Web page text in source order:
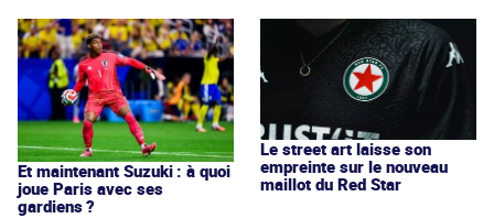
Et maintenant Suzuki : à quoi
joue Paris avec ses
gardiens ?
Le street art laisse son
empreinte sur le nouveau
maillot du Red Star